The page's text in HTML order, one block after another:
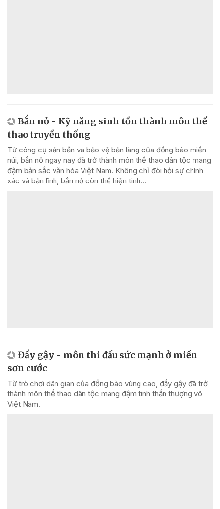
Bắn nỏ - Kỹ năng sinh tồn thành môn thể
thao truyền thống
Từ công cụ săn bắn và bảo vệ bản làng của đồng bào miền
núi, bắn nỏ ngày nay đã trở thành môn thể thao dân tộc mang
đậm bản sắc văn hóa Việt Nam. Không chỉ đòi hỏi sự chính
xác và bản lĩnh, bắn nỏ còn thể hiện tinh...
Đẩy gậy - môn thi đấu sức mạnh ở miền
sơn cước
Từ trò chơi dân gian của đồng bào vùng cao, đẩy gậy đã trở
thành môn thể thao dân tộc mang đậm tinh thần thượng võ
Việt Nam.